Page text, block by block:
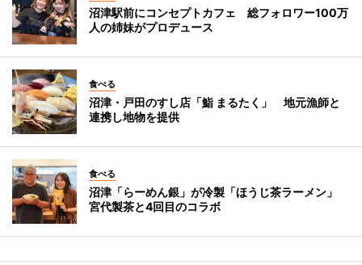
沼津駅前にコンセプトカフェ 総フォロワー100万
人の姉妹がプロデュース
食べる
沼津・戸田のすし店「鮨 まるたく」 地元漁師と
連携し地物を提供
食べる
沼津「らーめん銀」が冷製「ほうじ茶ラーメン」
宮代製茶と4回目のコラボ